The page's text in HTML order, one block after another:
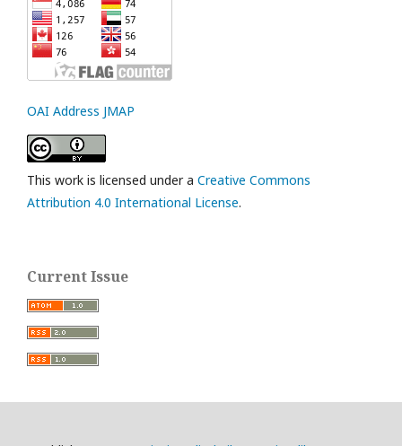
OAI Address JMAP
This work is licensed under a Creative Commons
Attribution 4.0 International License.
Current Issue